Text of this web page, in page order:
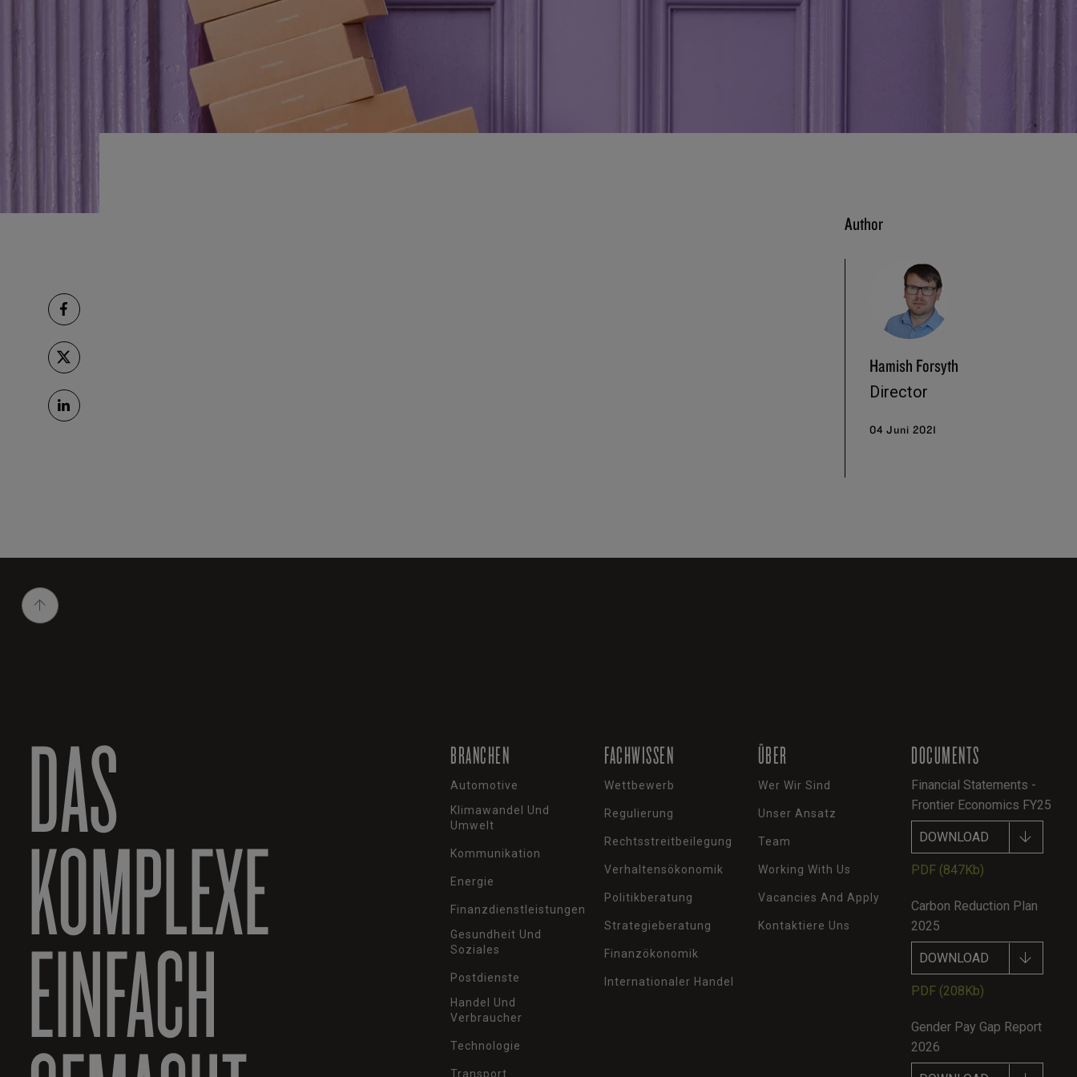
Author
Hamish Forsyth
Director
04 Juni 2021
DAS
KOMPLEXE
EINFACH
BRANCHEN
Automotive
Klimawandel Und
Umwelt
Kommunikation
Energie
Finanzdienstleistungen
Gesundheit Und
Soziales
Postdienste
Handel Und
Verbraucher
Technologie
Transport
FACHWISSEN
Wettbewerb
Regulierung
Rechtsstreitbeilegung
Verhaltensökonomik
Politikberatung
Strategieberatung
Finanzökonomik
Internationaler Handel
ÜBER
Wer Wir Sind
Unser Ansatz
Team
Working With Us
Vacancies And Apply
Kontaktiere Uns
DOCUMENTS
Financial Statements -
Frontier Economics FY25
DOWNLOAD
PDF (847Kb)
Carbon Reduction Plan
2025
DOWNLOAD
PDF (208Kb)
Gender Pay Gap Report
2026